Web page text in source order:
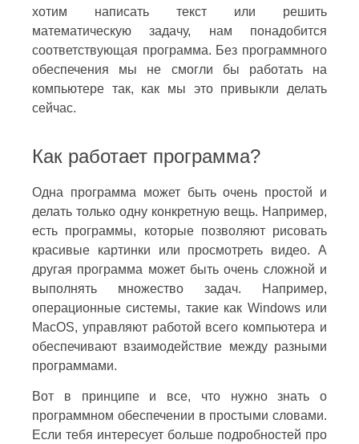
хотим написать текст или решить
математическую задачу, нам понадобится
соответствующая программа. Без программного
обеспечения мы не смогли бы работать на
компьютере так, как мы это привыкли делать
сейчас.
Как работает программа?
Одна программа может быть очень простой и
делать только одну конкретную вещь. Например,
есть программы, которые позволяют рисовать
красивые картинки или просмотреть видео. А
другая программа может быть очень сложной и
выполнять множество задач. Например,
операционные системы, такие как Windows или
MacOS, управляют работой всего компьютера и
обеспечивают взаимодействие между разными
программами.
Вот в принципе и все, что нужно знать о
программном обеспечении в простыми словами.
Если тебя интересует больше подробностей про